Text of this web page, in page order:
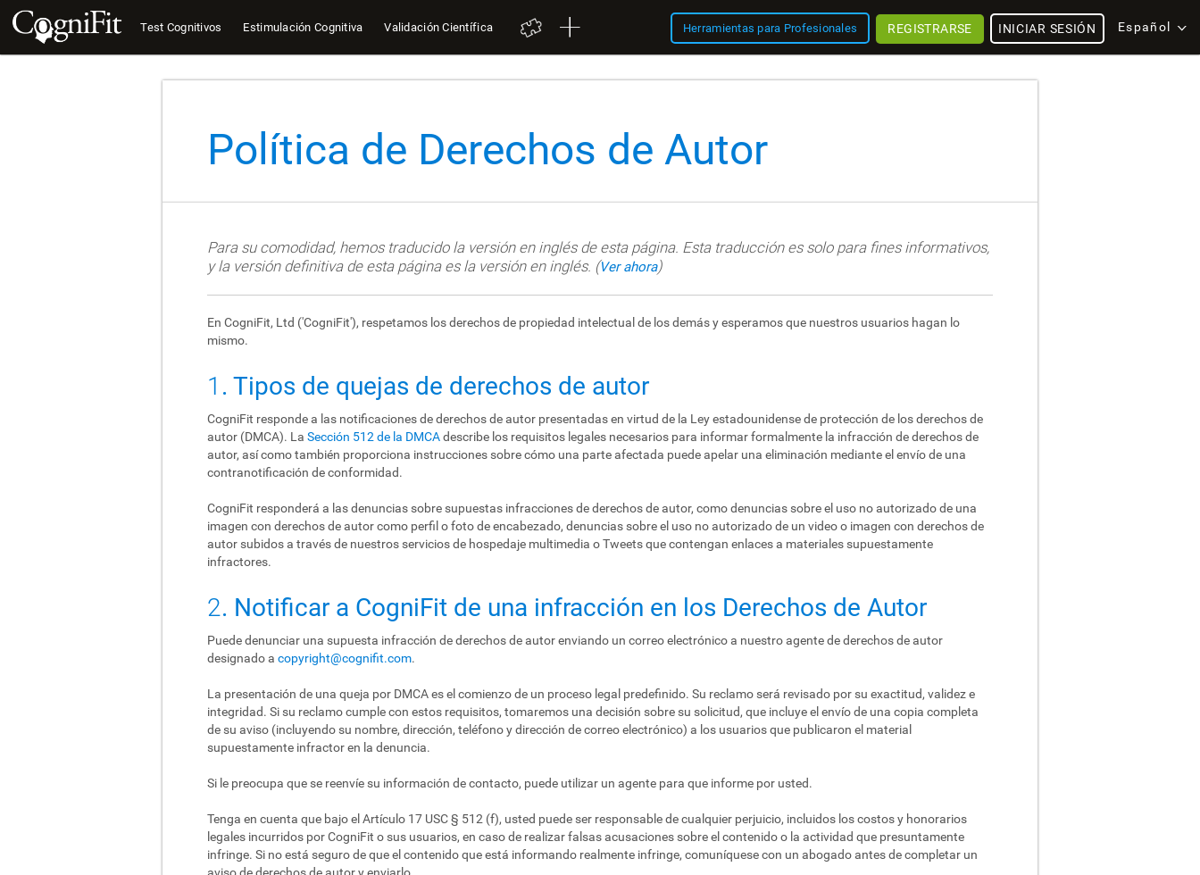
Test Cognitivos Estimulación Cognitiva Validación Científica Herramientas para Profesionales Español
INICIAR SESIÓN
REGISTRARSE
Política de Derechos de Autor
Para su comodidad, hemos traducido la versión en inglés de esta página. Esta traducción es solo para fines informativos,
y la versión definitiva de esta página es la versión en inglés. (Ver ahora)
En CogniFit, Ltd ('CogniFit'), respetamos los derechos de propiedad intelectual de los demás y esperamos que nuestros usuarios hagan lo
mismo.
1 . Tipos de quejas de derechos de autor
CogniFit responde a las notificaciones de derechos de autor presentadas en virtud de la Ley estadounidense de protección de los derechos de
autor (DMCA). La Sección 512 de la DMCAdescribe los requisitos legales necesarios para informar formalmente la infracción de derechos de
autor, así como también proporciona instrucciones sobre cómo una parte afectada puede apelar una eliminación mediante el envío de una
contranotificación de conformidad.
CogniFit responderá a las denuncias sobre supuestas infracciones de derechos de autor, como denuncias sobre el uso no autorizado de una
imagen con derechos de autor como perfil o foto de encabezado, denuncias sobre el uso no autorizado de un video o imagen con derechos de
autor subidos a través de nuestros servicios de hospedaje multimedia o Tweets que contengan enlaces a materiales supuestamente
infractores.
2. Notificar a CogniFit de una infracción en los Derechos de Autor
Puede denunciar una supuesta infracción de derechos de autor enviando un correo electrónico a nuestro agente de derechos de autor
designado a copyright@cognifit.com.
La presentación de una queja por DMCA es el comienzo de un proceso legal predefinido. Su reclamo será revisado por su exactitud, validez e
integridad. Si su reclamo cumple con estos requisitos, tomaremos una decisión sobre su solicitud, que incluye el envío de una copia completa
de su aviso (incluyendo su nombre, dirección, teléfono y dirección de correo electrónico) a los usuarios que publicaron el material
supuestamente infractor en la denuncia.
Si le preocupa que se reenvíe su información de contacto, puede utilizar un agente para que informe por usted.
Tenga en cuenta que bajo el Artículo 17 USC § 512 (f), usted puede ser responsable de cualquier perjuicio, incluidos los costos y honorarios
legales incurridos por CogniFit o sus usuarios, en caso de realizar falsas acusaciones sobre el contenido o la actividad que presuntamente
infringe. Si no está seguro de que el contenido que está informando realmente infringe, comuníquese con un abogado antes de completar un